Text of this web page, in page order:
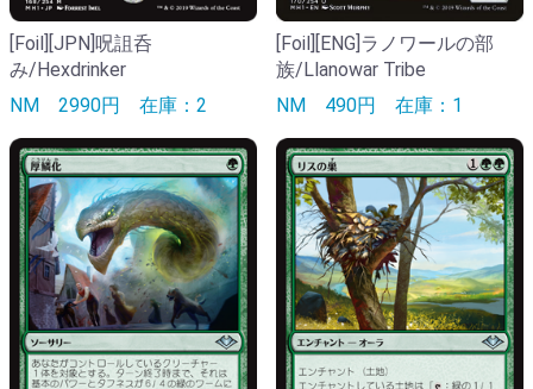
[Foil][JPN]呪詛呑
み/Hexdrinker
NM 2990円 在庫：2
[Foil][ENG]ラノワールの部
族/Llanowar Tribe
NM 490円 在庫：1